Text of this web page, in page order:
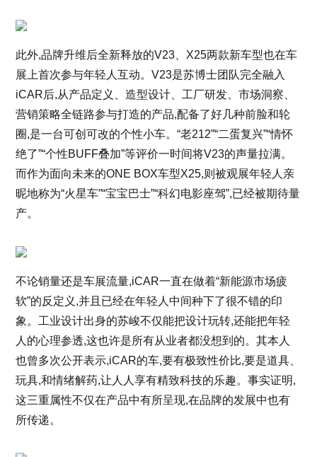
此外,品牌升维后全新释放的V23、X25两款新车型也在车
展上首次参与年轻人互动。V23是苏博士团队完全融入
iCAR后,从产品定义、造型设计、工厂研发、市场洞察、
营销策略全链路参与打造的产品,配备了好几种前脸和轮
圈,是一台可创可改的个性小车。“老212”“二蛋复兴”“情怀
绝了”“个性BUFF叠加”等评价一时间将V23的声量拉满。
而作为面向未来的ONE BOX车型X25,则被观展年轻人亲
昵地称为“火星车”“宝宝巴士”“科幻电影座驾”,已经被期待量
产。
不论销量还是车展流量,iCAR一直在做着“新能源市场疲
软”的反定义,并且已经在年轻人中间种下了很不错的印
象。工业设计出身的苏峻不仅能把设计玩转,还能把年轻
人的心理参透,这也许是所有从业者都没想到的。其本人
也曾多次公开表示,iCAR的车,要有极致性价比,要是道具、
玩具,和情绪解药,让人人享有精致科技的乐趣。事实证明,
这三重属性不仅在产品中有所呈现,在品牌的发展中也有
所传递。